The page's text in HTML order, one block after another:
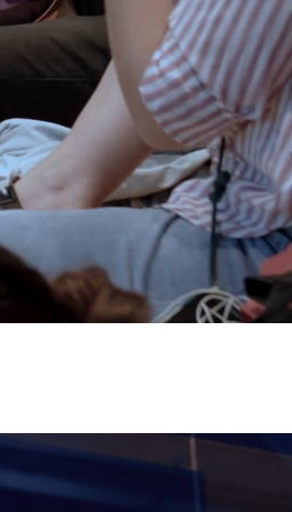
Servizi e accessibilità
Contatti
Biglietti
Immagine